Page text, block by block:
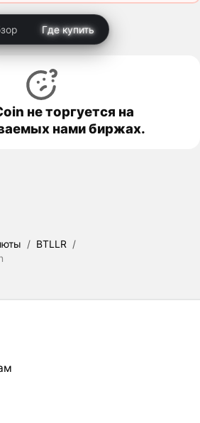
Где купить
не торгуется на
нами биржах.
/ BTLLR /